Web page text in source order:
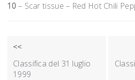
10 – Scar tissue – Red Hot Chili
NAVIGAZIONE
ARTICOLI
<<
Classifica del 31 luglio
1999